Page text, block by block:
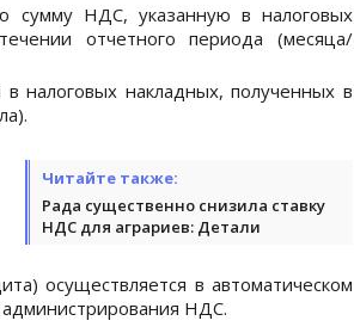
сумму НДС, указанную в налоговых
отчетного периода (месяца/
налоговых накладных, полученных в
Читайте также:
Рада существенно снизила ставку
НДС для аграриев: Детали
осуществляется в автоматическом
НДС.